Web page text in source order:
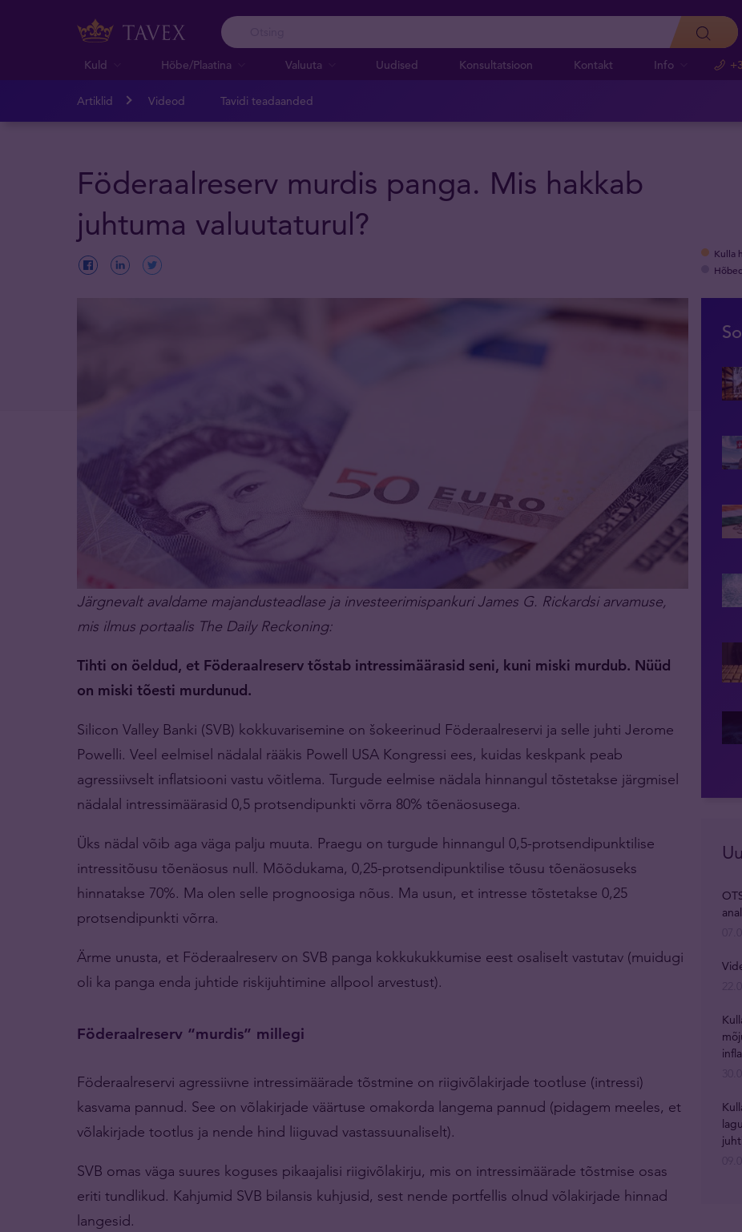
Kuld Hõbe/Plaatina Valuuta Uudised Konsultatsioon Kontakt Info
Artiklid Videod Tavidi teadaanded
Föderaalreserv murdis panga. Mis hakkab
juhtuma valuutaturul?
Kulla
Järgnevalt avaldame majandusteadlase ja investeerimispankuri James G. Rickardsi arvamuse,
mis ilmus portaalis The Daily Reckoning:
Tihti on öeldud, et Föderaalreserv tõstab intressimäärasid seni, kuni miski murdub. Nüüd
on miski tõesti murdunud.
Silicon Valley Banki (SVB) kokkuvarisemine on šokeerinud Föderaalreservi ja selle juhti Jerome
Powelli. Veel eelmisel nädalal rääkis Powell USA Kongressi ees, kuidas keskpank peab
agressiivselt inflatsiooni vastu võitlema. Turgude eelmise nädala hinnangul tõstetakse järgmisel
nädalal intressimäärasid 0,5 protsendipunkti võrra 80% tõenäosusega.
Üks nädal võib aga väga palju muuta. Praegu on turgude hinnangul 0,5-protsendipunktilise
intressitõusu tõenäosus null. Mõõdukama, 0,25-protsendipunktilise tõusu tõenäosuseks
hinnatakse 70%. Ma olen selle prognoosiga nõus. Ma usun, et intresse tõstetakse 0,25
protsendipunkti võrra.
Ärme unusta, et Föderaalreserv on SVB panga kokkukukkumise eest osaliselt vastutav (muidugi
oli ka panga enda juhtide riskijuhtimine allpool arvestust).
Föderaalreserv “murdis” millegi
Föderaalreservi agressiivne intressimäärade tõstmine on riigivõlakirjade tootluse (intressi)
kasvama pannud. See on võlakirjade väärtuse omakorda langema pannud (pidagem meeles, et
võlakirjade tootlus ja nende hind liiguvad vastassuunaliselt).
SVB omas väga suures koguses pikaajalisi riigivõlakirju, mis on intressimäärade tõstmise osas
eriti tundlikud. Kahjumid SVB bilansis kuhjusid, sest nende portfellis olnud võlakirjade hinnad
langesid.